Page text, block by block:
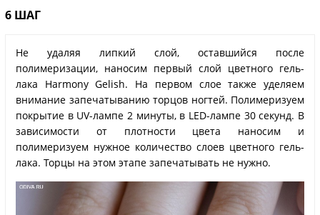
6 ШАГ
Не удаляя липкий слой, оставшийся после
полимеризации, наносим первый слой цветного гель-
лака Harmony Gelish. На первом слое также уделяем
внимание запечатыванию торцов ногтей. Полимеризуем
покрытие в UV-лампе 2 минуты, в LED-лампе 30 секунд. В
зависимости от плотности цвета наносим и
полимеризуем нужное количество слоев цветного гель-
лака. Торцы на этом этапе запечатывать не нужно.